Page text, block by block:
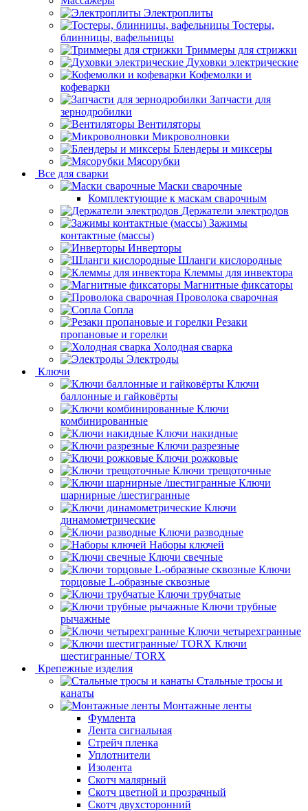
Электроплиты
Тостеры,
блинницы, вафельницы
Триммеры для стрижки
Духовки электрические
Кофемолки и
кофеварки
Запчасти для
зернодробилки
Вентиляторы
Микроволновки
Блендеры и миксеры
Мясорубки
Все для сварки
Маски сварочные
Комплектующие к маскам сварочным
Держатели электродов
Зажимы
контактные (массы)
Инверторы
Шланги кислородные
Клеммы для инвектора
Магнитные фиксаторы
Проволока сварочная
Сопла
Резаки
пропановые и горелки
Холодная сварка
Электроды
Ключи
Ключи
баллонные и гайковёрты
Ключи
комбинированные
Ключи накидные
Ключи разрезные
Ключи рожковые
Ключи трещоточные
Ключи
шарнирные /шестигранные
Ключи
динамометрические
Ключи разводные
Наборы ключей
Ключи свечные
Ключи
торцовые L-образные сквозные
Ключи трубчатые
Ключи трубные
рычажные
Ключи четырехгранные
Ключи
шестигранные/ TORX
Крепежные изделия
Стальные тросы и
канаты
Монтажные ленты
Фумлента
Лента сигнальная
Стрейч пленка
Уплотнители
Изолента
Скотч малярный
Скотч цветной и прозрачный
Скотч двухсторонний